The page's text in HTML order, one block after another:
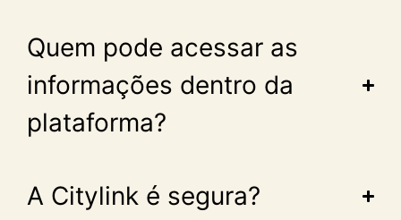
Quem pode acessar as
informações dentro da
plataforma?
A Citylink é segura?